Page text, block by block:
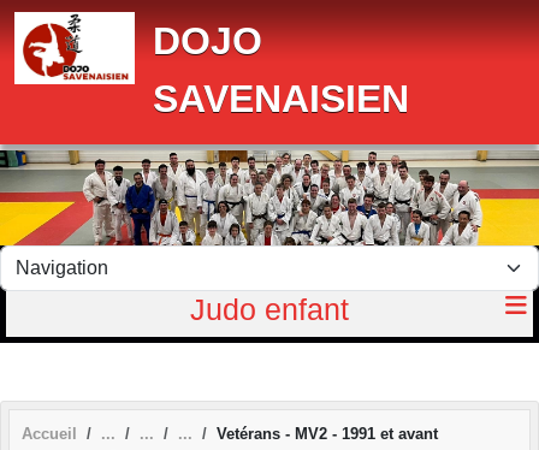
DOJO
SAVENAISIEN
Judo enfant
Accueil Vetérans - MV2 - 1991 et avant
Panneau de gestion des cookies